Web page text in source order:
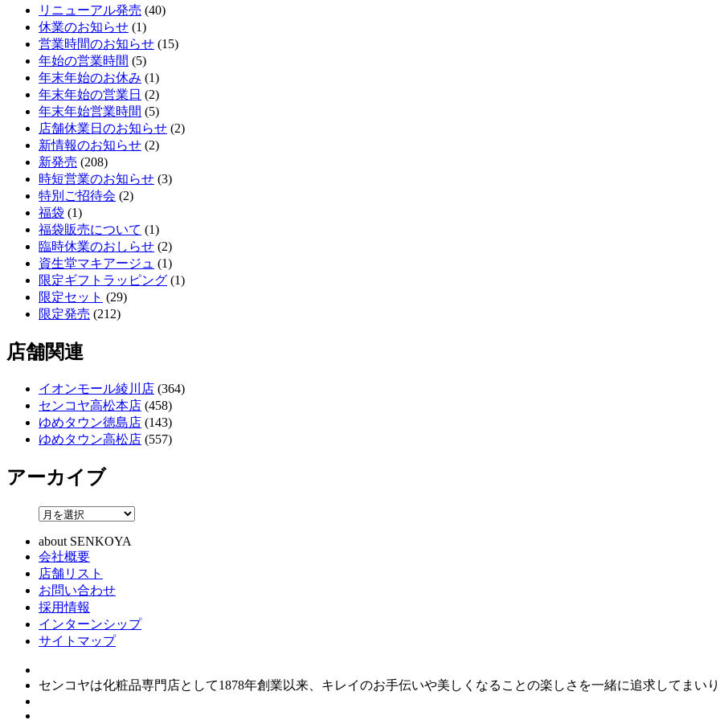
リニューアル発売 (40)
休業のお知らせ (1)
営業時間のお知らせ (15)
年始の営業時間 (5)
年末年始のお休み (1)
年末年始の営業日 (2)
年末年始営業時間 (5)
店舗休業日のお知らせ (2)
新情報のお知らせ (2)
新発売 (208)
時短営業のお知らせ (3)
特別ご招待会 (2)
福袋 (1)
福袋販売について (1)
臨時休業のおしらせ (2)
資生堂マキアージュ (1)
限定ギフトラッピング (1)
限定セット (29)
限定発売 (212)
店舗関連
イオンモール綾川店 (364)
センコヤ高松本店 (458)
ゆめタウン徳島店 (143)
ゆめタウン高松店 (557)
アーカイブ
about SENKOYA
会社概要
店舗リスト
お問い合わせ
採用情報
インターンシップ
サイトマップ
センコヤは化粧品専門店として1878年創業以来、キレイのお手伝いや美しくなることの楽しさを一緒に追求してまいり